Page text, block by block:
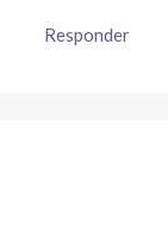
Responder